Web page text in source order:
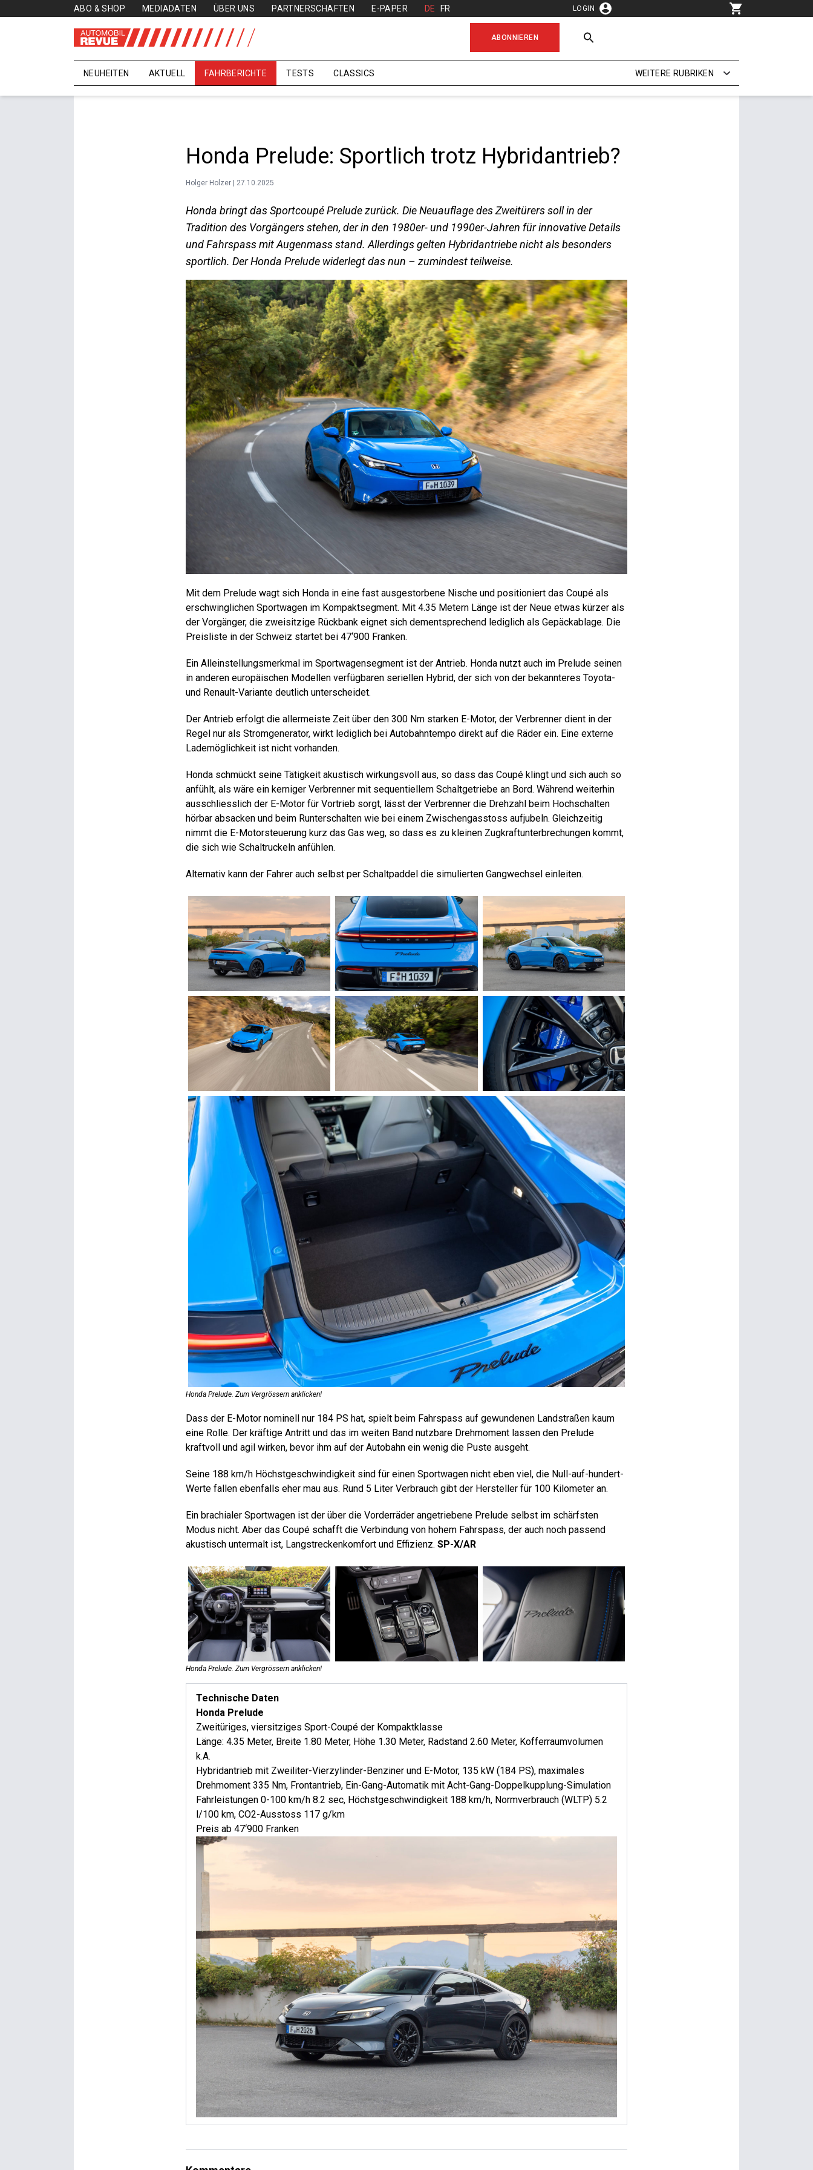
ABO & SHOP MEDIADATEN ÜBER UNS PARTNERSCHAFTEN E-PAPER DE FR LOGIN
ABONNIEREN
NEUHEITEN AKTUELL FAHRBERICHTE TESTS CLASSICS WEITERE RUBRIKEN
Honda Prelude: Sportlich trotz Hybridantrieb?
Holger Holzer | 27.10.2025
Honda bringt das Sportcoupé Prelude zurück. Die Neuauflage des Zweitürers soll in der
Tradition des Vorgängers stehen, der in den 1980er- und 1990er-Jahren für innovative Details
und Fahrspass mit Augenmass stand. Allerdings gelten Hybridantriebe nicht als besonders
sportlich. Der Honda Prelude widerlegt das nun – zumindest teilweise.
Mit dem Prelude wagt sich Honda in eine fast ausgestorbene Nische und positioniert das Coupé als
erschwinglichen Sportwagen im Kompaktsegment. Mit 4.35 Metern Länge ist der Neue etwas kürzer als
der Vorgänger, die zweisitzige Rückbank eignet sich dementsprechend lediglich als Gepäckablage. Die
Preisliste in der Schweiz startet bei 47‘900 Franken.
Ein Alleinstellungsmerkmal im Sportwagensegment ist der Antrieb. Honda nutzt auch im Prelude seinen
in anderen europäischen Modellen verfügbaren seriellen Hybrid, der sich von der bekannteres Toyota-
und Renault-Variante deutlich unterscheidet.
Der Antrieb erfolgt die allermeiste Zeit über den 300 Nm starken E-Motor, der Verbrenner dient in der
Regel nur als Stromgenerator, wirkt lediglich bei Autobahntempo direkt auf die Räder ein. Eine externe
Lademöglichkeit ist nicht vorhanden.
Honda schmückt seine Tätigkeit akustisch wirkungsvoll aus, so dass das Coupé klingt und sich auch so
anfühlt, als wäre ein kerniger Verbrenner mit sequentiellem Schaltgetriebe an Bord. Während weiterhin
ausschliesslich der E-Motor für Vortrieb sorgt, lässt der Verbrenner die Drehzahl beim Hochschalten
hörbar absacken und beim Runterschalten wie bei einem Zwischengasstoss aufjubeln. Gleichzeitig
nimmt die E-Motorsteuerung kurz das Gas weg, so dass es zu kleinen Zugkraftunterbrechungen kommt,
die sich wie Schaltruckeln anfühlen.
Alternativ kann der Fahrer auch selbst per Schaltpaddel die simulierten Gangwechsel einleiten.
Honda Prelude. Zum Vergrössern anklicken!
Dass der E-Motor nominell nur 184 PS hat, spielt beim Fahrspass auf gewundenen Landstraßen kaum
eine Rolle. Der kräftige Antritt und das im weiten Band nutzbare Drehmoment lassen den Prelude
kraftvoll und agil wirken, bevor ihm auf der Autobahn ein wenig die Puste ausgeht.
Seine 188 km/h Höchstgeschwindigkeit sind für einen Sportwagen nicht eben viel, die Null-auf-hundert-
Werte fallen ebenfalls eher mau aus. Rund 5 Liter Verbrauch gibt der Hersteller für 100 Kilometer an.
Ein brachialer Sportwagen ist der über die Vorderräder angetriebene Prelude selbst im schärfsten
Modus nicht. Aber das Coupé schafft die Verbindung von hohem Fahrspass, der auch noch passend
akustisch untermalt ist, Langstreckenkomfort und Effizienz. SP-X/AR
Honda Prelude. Zum Vergrössern anklicken!
Technische Daten
Honda Prelude
Zweitüriges, viersitziges Sport-Coupé der Kompaktklasse
Länge: 4.35 Meter, Breite 1.80 Meter, Höhe 1.30 Meter, Radstand 2.60 Meter, Kofferraumvolumen
k.A.
Hybridantrieb mit Zweiliter-Vierzylinder-Benziner und E-Motor, 135 kW (184 PS), maximales
Drehmoment 335 Nm, Frontantrieb, Ein-Gang-Automatik mit Acht-Gang-Doppelkupplung-Simulation
Fahrleistungen 0-100 km/h 8.2 sec, Höchstgeschwindigkeit 188 km/h, Normverbrauch (WLTP) 5.2
l/100 km, CO2-Ausstoss 117 g/km
Preis ab 47‘900 Franken